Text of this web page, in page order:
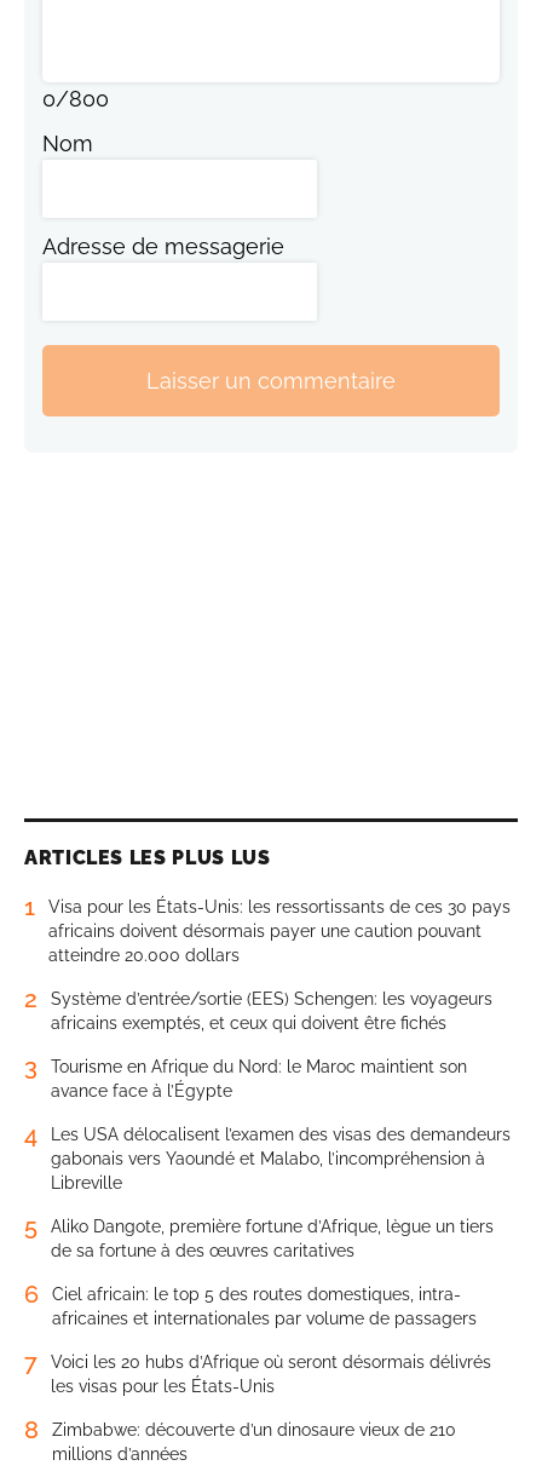
0/800
Nom
Adresse de messagerie
Laisser un commentaire
ARTICLES LES PLUS LUS
1
Visa pour les États-Unis: les ressortissants de ces 30 pays
africains doivent désormais payer une caution pouvant
atteindre 20.000 dollars
2
Système d’entrée/sortie (EES) Schengen: les voyageurs
africains exemptés, et ceux qui doivent être fichés
3
Tourisme en Afrique du Nord: le Maroc maintient son
avance face à l’Égypte
4
Les USA délocalisent l’examen des visas des demandeurs
gabonais vers Yaoundé et Malabo, l’incompréhension à
Libreville
5
Aliko Dangote, première fortune d’Afrique, lègue un tiers
de sa fortune à des œuvres caritatives
6
Ciel africain: le top 5 des routes domestiques, intra-
africaines et internationales par volume de passagers
7
Voici les 20 hubs d’Afrique où seront désormais délivrés
les visas pour les États-Unis
8
Zimbabwe: découverte d’un dinosaure vieux de 210
millions d’années